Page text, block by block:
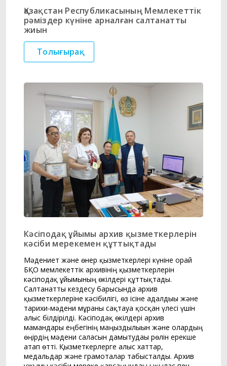
Қазақстан Республикасының Мемлекеттік
рәміздер күніне арналған салтанатты
жиын
Толығырақ
Кәсіподақ ұйымы архив қызметкерлерін
кәсіби мерекемен құттықтады
Мәдениет және өнер қызметкерлері күніне орай
БҚО мемлекеттік архивінің қызметкерлерін
кәсіподақ ұйымының өкілдері құттықтады.
Салтанатты кездесу барысында архив
қызметкерлеріне кәсібилігі, өз ісіне адалдығы және
тарихи-мәдени мұраны сақтауға қосқан үлесі үшін
алғыс білдірілді. Кәсіподақ өкілдері архив
мамандары еңбегінің маңыздылығын және олардың
өңірдің мәдени саласын дамытудағы рөлін ерекше
атап өтті. Қызметкерлерге алғыс хаттар,
медальдар және грамоталар табысталды. Архив